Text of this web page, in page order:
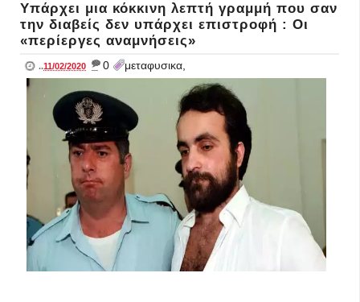
Υπάρχει μια κόκκινη λεπτή γραμμή που σαν
την διαβείς δεν υπάρχει επιστροφή : Οι
«περίεργες αναμνήσεις»
..11/02/2020 _ 0 μεταφυσικα,